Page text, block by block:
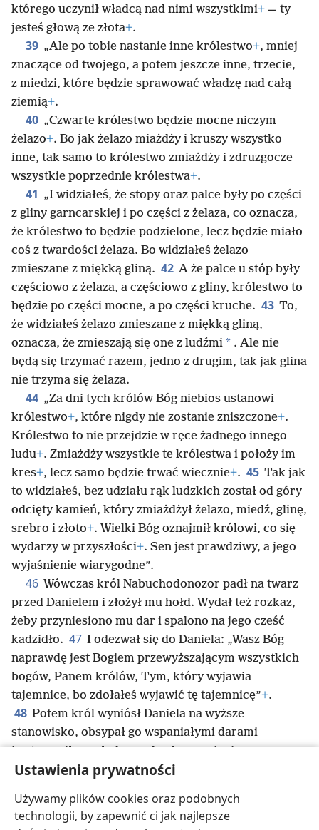
Ustawienia prywatności
Używamy plików cookies oraz podobnych
technologii, by zapewnić ci jak najlepsze
którego uczynił władcą nad nimi wszystkimi+ — ty
jesteś głową ze złota+.
39 „Ale po tobie nastanie inne królestwo+, mniej
znaczące od twojego, a potem jeszcze inne, trzecie,
z miedzi, które będzie sprawować władzę nad całą
ziemią+.
40 „Czwarte królestwo będzie mocne niczym
żelazo+. Bo jak żelazo miażdży i kruszy wszystko
inne, tak samo to królestwo zmiażdży i zdruzgocze
wszystkie poprzednie królestwa+.
41 „I widziałeś, że stopy oraz palce były po części
z gliny garncarskiej i po części z żelaza, co oznacza,
że królestwo to będzie podzielone, lecz będzie miało
coś z twardości żelaza. Bo widziałeś żelazo
zmieszane z miękką gliną. 42 A że palce u stóp były
częściowo z żelaza, a częściowo z gliny, królestwo to
będzie po części mocne, a po części kruche. 43 To,
że widziałeś żelazo zmieszane z miękką gliną,
oznacza, że zmieszają się one z ludźmi * . Ale nie
będą się trzymać razem, jedno z drugim, tak jak glina
nie trzyma się żelaza.
44 „Za dni tych królów Bóg niebios ustanowi
królestwo+, które nigdy nie zostanie zniszczone+.
Królestwo to nie przejdzie w ręce żadnego innego
ludu+. Zmiażdży wszystkie te królestwa i położy im
kres+, lecz samo będzie trwać wiecznie+. 45 Tak jak
to widziałeś, bez udziału rąk ludzkich został od góry
odcięty kamień, który zmiażdżył żelazo, miedź, glinę,
srebro i złoto+. Wielki Bóg oznajmił królowi, co się
wydarzy w przyszłości+. Sen jest prawdziwy, a jego
wyjaśnienie wiarygodne”.
46 Wówczas król Nabuchodonozor padł na twarz
przed Danielem i złożył mu hołd. Wydał też rozkaz,
żeby przyniesiono mu dar i spalono na jego cześć
kadzidło. 47 I odezwał się do Daniela: „Wasz Bóg
naprawdę jest Bogiem przewyższającym wszystkich
bogów, Panem królów, Tym, który wyjawia
tajemnice, bo zdołałeś wyjawić tę tajemnicę”+.
48 Potem król wyniósł Daniela na wyższe
stanowisko, obsypał go wspaniałymi darami
i ustanowił go władcą nad całą prowincją
babilońską+oraz zwierzchnikiem wszystkich
zarządzania prowincją babilońską król wyznaczył
Szadracha, Meszacha i Abed-Nega +